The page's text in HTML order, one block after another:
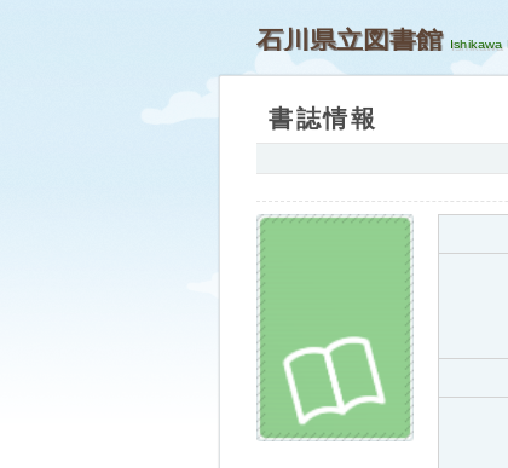
石川県立図書館
書誌情報